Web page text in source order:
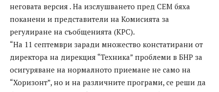
неговата версия . На изслушването пред СЕМ бяха
поканени и представители на Комисията за
регулиране на съобщенията (КРС).
“На 11 септември заради множество констатирани от
директора на дирекция “Техника” проблеми в БНР за
осигуряване на нормалното приемане не само на
“Хоризонт”, но и на различните програми, се реши да